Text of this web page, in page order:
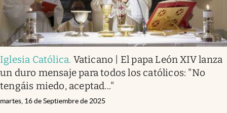
Iglesia Católica. Vaticano | El papa León XIV lanza
un duro mensaje para todos los católicos: "No
tengáis miedo, aceptad..."
martes, 16 de Septiembre de 2025